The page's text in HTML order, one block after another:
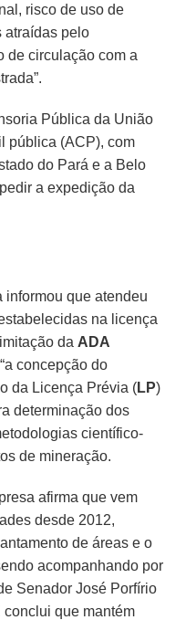
risco de uso de
atraídas pelo
de circulação com a
Pública da União
pública (ACP), com
do Pará e a Belo
a expedição da
informou que atendeu
na licença
da ADA
concepção do
da Licença Prévia (LP)
determinação dos
científico-
de mineração.
afirma que vem
desde 2012,
de áreas e o
acompanhando por
Senador José Porfírio
que mantém